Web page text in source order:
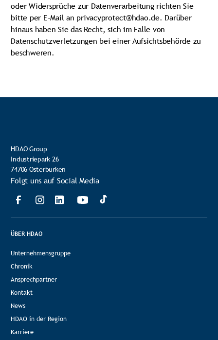
oder Widersprüche zur Datenverarbeitung richten Sie
bitte per E-Mail an privacyprotect@hdao.de. Darüber
hinaus haben Sie das Recht, sich im Falle von
Datenschutzverletzungen bei einer Aufsichtsbehörde zu
beschweren.
HDAO Group
Industriepark 26
74706 Osterburken
Folgt uns auf Social Media
ÜBER HDAO
Unternehmensgruppe
Chronik
Ansprechpartner
Kontakt
News
HDAO in der Region
Karriere